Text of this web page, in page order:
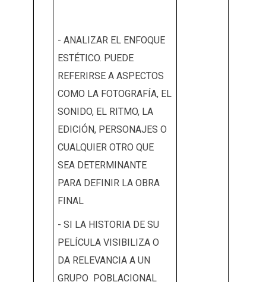
- ANALIZAR EL ENFOQUE
ESTÉTICO. PUEDE
REFERIRSE A ASPECTOS
COMO LA FOTOGRAFÍA, EL
SONIDO, EL RITMO, LA
EDICIÓN, PERSONAJES O
CUALQUIER OTRO QUE
SEA DETERMINANTE
PARA DEFINIR LA OBRA
FINAL
- SI LA HISTORIA DE SU
PELÍCULA VISIBILIZA O
DA RELEVANCIA A UN
GRUPO POBLACIONAL